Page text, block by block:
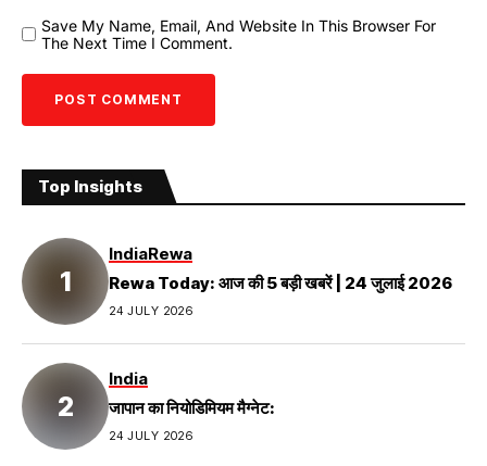
Save My Name, Email, And Website In This Browser For
The Next Time I Comment.
Top Insights
IndiaRewa
Rewa Today: आज की 5 बड़ी खबरें | 24 जुलाई 2026
24 JULY 2026
India
जापान का नियोडिमियम मैग्नेट:
24 JULY 2026